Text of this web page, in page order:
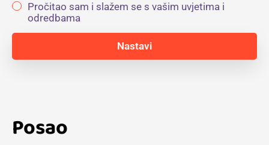
Pročitao sam i slažem se s vašim uvjetima i
odredbama
Posao